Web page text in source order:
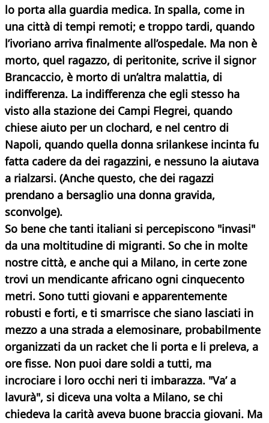
lo porta alla guardia medica. In spalla, come in
una città di tempi remoti; e troppo tardi, quando
l’ivoriano arriva finalmente all’ospedale. Ma non è
morto, quel ragazzo, di peritonite, scrive il signor
Brancaccio, è morto di un’altra malattia, di
indifferenza. La indifferenza che egli stesso ha
visto alla stazione dei Campi Flegrei, quando
chiese aiuto per un clochard, e nel centro di
Napoli, quando quella donna srilankese incinta fu
fatta cadere da dei ragazzini, e nessuno la aiutava
a rialzarsi. (Anche questo, che dei ragazzi
prendano a bersaglio una donna gravida,
sconvolge).
So bene che tanti italiani si percepiscono "invasi"
da una moltitudine di migranti. So che in molte
nostre città, e anche qui a Milano, in certe zone
trovi un mendicante africano ogni cinquecento
metri. Sono tutti giovani e apparentemente
robusti e forti, e ti smarrisce che siano lasciati in
mezzo a una strada a elemosinare, probabilmente
organizzati da un racket che li porta e li preleva, a
ore fisse. Non puoi dare soldi a tutti, ma
incrociare i loro occhi neri ti imbarazza. "Va’ a
lavurà", si diceva una volta a Milano, se chi
chiedeva la carità aveva buone braccia giovani. Ma